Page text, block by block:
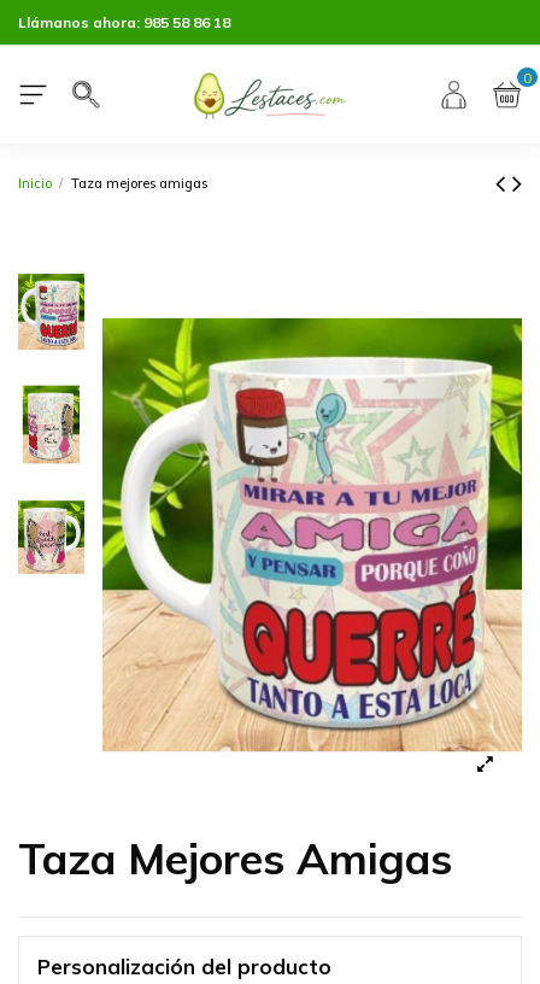
Llámanos ahora: 985 58 86 18
0
Inicio Taza mejores amigas
Taza Mejores Amigas
Personalización del producto